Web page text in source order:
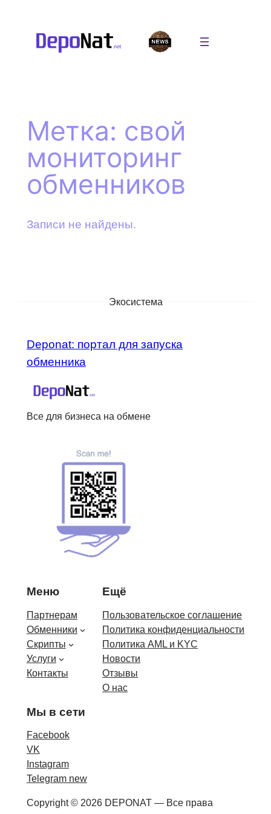
содержимому
Метка: свой
мониторинг
обменников
Записи не найдены.
Экосистема
Deponat: портал для запуска
обменника
Все для бизнеса на обмене
Меню
Партнерам
Обменники
Скрипты
Услуги
Контакты
Ещё
Пользовательское соглашение
Политика конфиденциальности
Политика AML и KYC
Новости
Отзывы
О нас
Мы в сети
Facebook
VK
Instagram
Telegram new
Copyright © 2026 DEPONAT — Все права